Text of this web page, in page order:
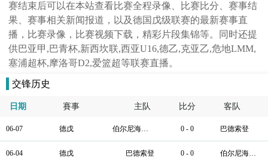
赛结束后可以在本站查看比赛全程录像、比赛比分、赛事结
果、赛事相关新闻报道，以及德国戊级联赛的最新赛事直
播，比赛录像，比赛视频下载，精彩片段集锦等。同时还提
供巴亚甲,巴青杯,新西坎联,西亚U16,德乙,克亚乙,危地LMM,
塞浦超杯,摩洛哥D2,爱篮超等联赛直播。
交锋历史
日期 賽事 主队 比分 客队
06-07 德戊 伯尔尼海姆/格伦·韦斯 0 - 0 巴德索登
06-04 德戊 巴德索登 0 - 0 伯尔尼海姆/格伦·韦斯